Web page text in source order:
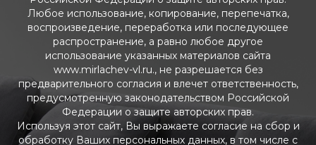
Любое использование, копирование, перепечатка,
воспроизведение, переработка или последующее
распространение, а равно любое другое
использование указанных материалов сайта
www.mirlachev-vl.ru., не разрешается без
предварительного согласия и влечет ответственность,
предусмотренную законодательством Российской
Федерации о защите авторских прав.
Используя этот сайт, Вы выражаете согласие на сбор и
обработку Ваших персональных данных, в том числе с